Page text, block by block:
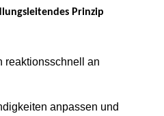
Prinzip
reaktionsschnell an
anpassen und